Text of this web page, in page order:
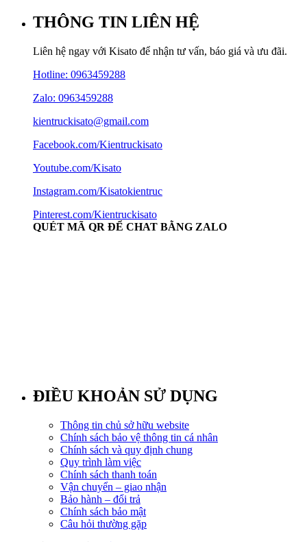
THÔNG TIN LIÊN HỆ
Liên hệ ngay với Kisato để nhận tư vấn, báo giá và ưu đãi.
Hotline: 0963459288
Zalo: 0963459288
kientruckisato@gmail.com
Facebook.com/Kientruckisato
Youtube.com/Kisato
Instagram.com/Kisatokientruc
Pinterest.com/Kientruckisato
QUÉT MÃ QR ĐỂ CHAT BẰNG ZALO
ĐIỀU KHOẢN SỬ DỤNG
Thông tin chủ sở hữu website
Chính sách bảo vệ thông tin cá nhân
Chính sách và quy định chung
Quy trình làm việc
Chính sách thanh toán
Vận chuyển – giao nhận
Bảo hành – đổi trả
Chính sách bảo mật
Câu hỏi thường gặp